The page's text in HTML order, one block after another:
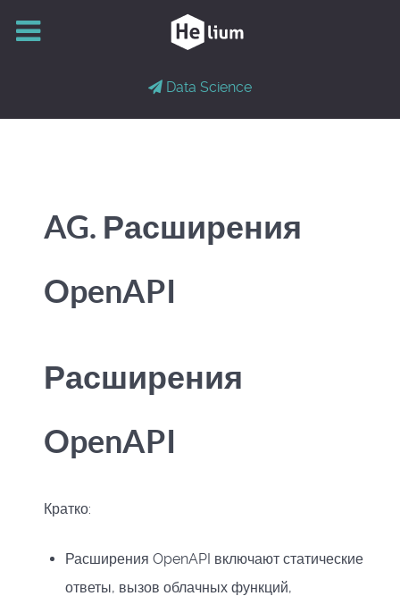
Data Science
AG. Расширения
OpenAPI
Расширения
OpenAPI
Кратко:
Расширения OpenAPI включают статические
ответы, вызов облачных функций,